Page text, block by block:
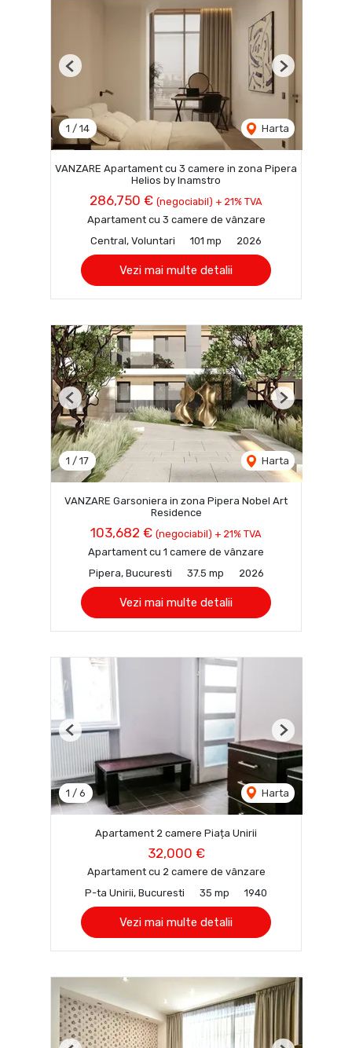
1 / 14 Harta
Previous Next
VANZARE Apartament cu 3 camere in zona Pipera
Helios by Inamstro
286,750 € (negociabil) + 21% TVA
Apartament cu 3 camere de vânzare
Central, Voluntari
101 mp 2026
Vezi mai multe detalii
1 / 17 Harta
Previous Next
VANZARE Garsoniera in zona Pipera Nobel Art
Residence
103,682 € (negociabil) + 21% TVA
Apartament cu 1 camere de vânzare
Pipera, Bucuresti
37.5 mp 2026
Vezi mai multe detalii
1 / 6 Harta
Previous Next
Apartament 2 camere Piața Unirii
32,000 €
Apartament cu 2 camere de vânzare
P-ta Unirii, Bucuresti
35 mp 1940
Vezi mai multe detalii